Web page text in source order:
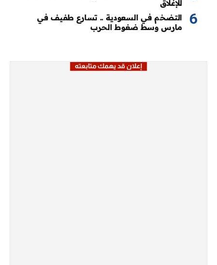
للإغلاق
التضخم في السعودية .. تسارع طفيف في
مارس وسط ضغوط الحرب